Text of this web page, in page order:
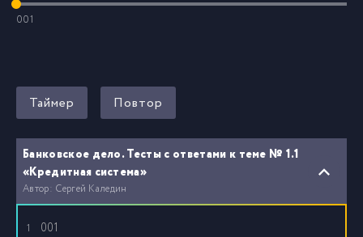
001
Таймер Повтор
Банковское дело. Тесты с ответами к теме № 1.1
«Кредитная система»
Автор: Сергей Каледин
1 001